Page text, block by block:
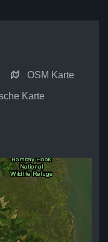
OSM Karte
Karte